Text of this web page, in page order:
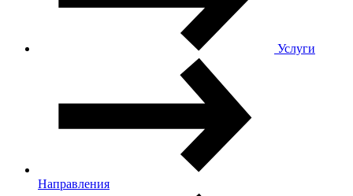
Услуги
Направления